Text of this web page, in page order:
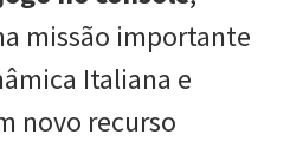
missão importante
Italiana e
novo recurso